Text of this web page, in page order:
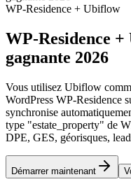
WP-Residence + Ubiflow
WP-Residence
gagnante 2026
Vous utilisez Ubiflow
WordPress WP-Residence
synchronise
type "estate_property" de
DPE, GES, géorisques,
Démarrer maintenant